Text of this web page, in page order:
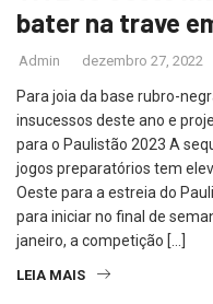
bater na trave
Admin dezembro 27, 2022
Para joia da base rubro-
insucessos deste ano e
para o Paulistão 2023 A
jogos preparatórios tem
Oeste para a estreia do
para iniciar no final de
janeiro, a competição […]
LEIA MAIS